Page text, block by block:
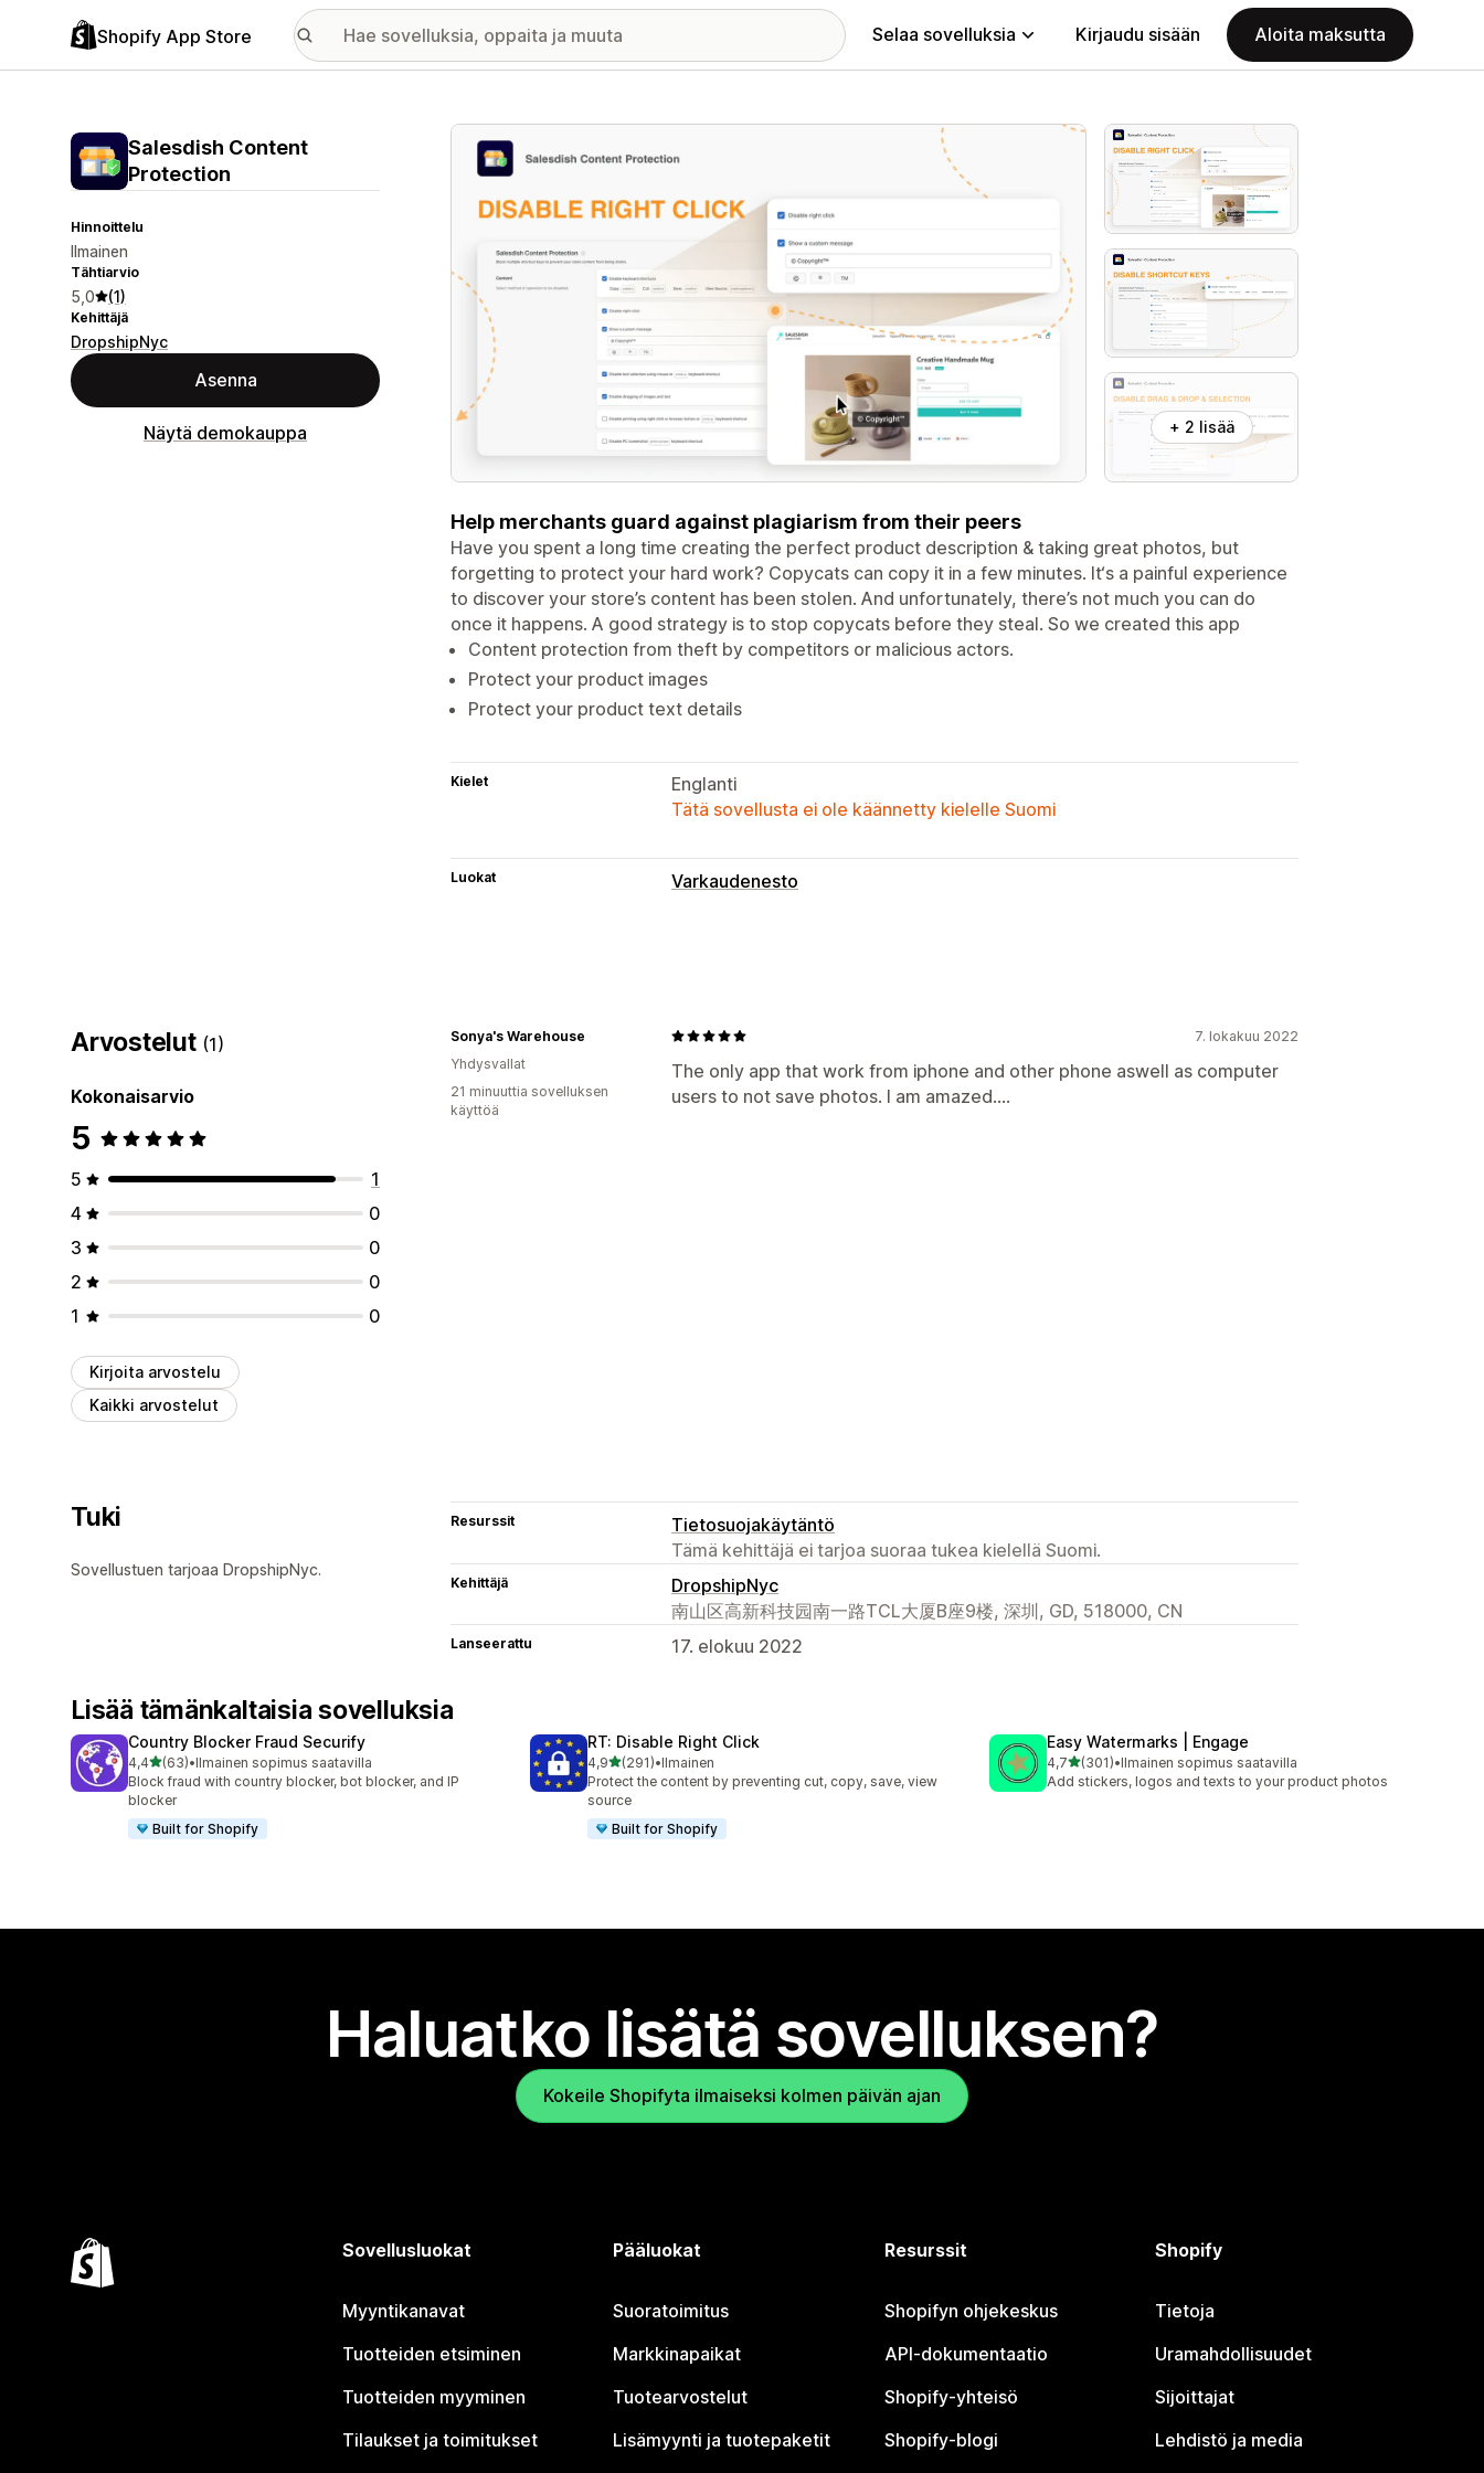
Shopify App Store Selaa sovelluksia Kirjaudu sisään Aloita maksutta
Salesdish Content
Protection
Hinnoittelu
Ilmainen
Tähtiarvio
5,0 (1)
Kehittäjä
DropshipNyc
Asenna
Näytä demokauppa
Esittelykuvagalleria
+ 2 lisää
Help merchants guard against plagiarism from their peers
Have you spent a long time creating the perfect product description & taking great photos, but
forgetting to protect your hard work? Copycats can copy it in a few minutes. It‘s a painful experience
to discover your store’s content has been stolen. And unfortunately, there’s not much you can do
once it happens. A good strategy is to stop copycats before they steal. So we created this app
Content protection from theft by competitors or malicious actors.
Protect your product images
Protect your product text details
Kielet
Englanti
Tätä sovellusta ei ole käännetty kielelle Suomi
Luokat Varkaudenesto
Arvostelut (1)
Kokonaisarvio
5
5
1
4
0
3
0
2
0
1
0
Kirjoita arvostelu
Kaikki arvostelut
7. lokakuu 2022
The only app that work from iphone and other phone aswell as computer
users to not save photos. I am amazed....
Sonya's Warehouse
Yhdysvallat
21 minuuttia sovelluksen
käyttöä
Tuki
Sovellustuen tarjoaa DropshipNyc.
Resurssit
Tietosuojakäytäntö
Tämä kehittäjä ei tarjoa suoraa tukea kielellä Suomi.
Kehittäjä
DropshipNyc
南山区高新科技园南一路TCL大厦B座9楼, 深圳, GD, 518000, CN
Lanseerattu 17. elokuu 2022
Lisää tämänkaltaisia sovelluksia
Country Blocker Fraud Securify
4,4/ 5 tähteä
(63)
63 arvostelua yhteensä
•Ilmainen sopimus saatavilla
Block fraud with country blocker, bot blocker, and IP
blocker
Built for Shopify
RT: Disable Right Click
4,9/ 5 tähteä
(291)
291 arvostelua yhteensä
•Ilmainen
Protect the content by preventing cut, copy, save, view
source
Built for Shopify
Easy Watermarks | Engage
4,7/ 5 tähteä
(301)
301 arvostelua yhteensä
•Ilmainen sopimus saatavilla
Add stickers, logos and texts to your product photos
Haluatko lisätä sovelluksen?
Kokeile Shopifyta ilmaiseksi kolmen päivän ajan
Sovellusluokat
Myyntikanavat
Tuotteiden etsiminen
Tuotteiden myyminen
Tilaukset ja toimitukset
Pääluokat
Suoratoimitus
Markkinapaikat
Tuotearvostelut
Lisämyynti ja tuotepaketit
Resurssit
Shopifyn ohjekeskus
API-dokumentaatio
Shopify-yhteisö
Shopify-blogi
Shopify
Tietoja
Uramahdollisuudet
Sijoittajat
Lehdistö ja media